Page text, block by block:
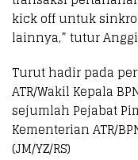
kick off untuk
lainnya,” tutur
Turut hadir pada
ATR/Wakil Kepala
sejumlah Pejabat
Kementerian ATR/
(JM/YZ/RS)​